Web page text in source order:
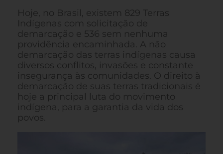
Hoje, no Brasil, existem 829 Terras
Indígenas com solicitação de
demarcação e 536 sem nenhuma
providência encaminhada. A não
demarcação das terras indígenas causa
diversos conflitos, invasões e constante
insegurança às comunidades. O direito à
demarcação de suas terras tradicionais é
hoje a principal luta do movimento
indígena, para a garantia da vida dos
povos.